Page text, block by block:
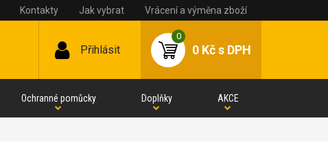
Kontakty Jak vybrat Vrácení a výměna zboží
Přihlásit
0
0 Kčs DPH
Ochranné pomůcky Doplňky AKCE